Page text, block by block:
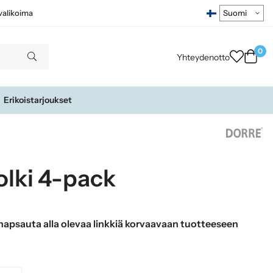
Yhteydenotto
0
Erikoistarjoukset
4-pack
alla olevaa linkkiä korvaavaan tuotteeseen